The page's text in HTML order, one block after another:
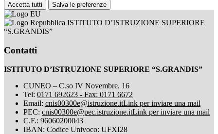
Accetta tutti Salva le preferenze
ISTITUTO D’ISTRUZIONE SUPERIORE
“S.GRANDIS”
Contatti
ISTITUTO D’ISTRUZIONE SUPERIORE “S.GRANDIS”
CUNEO – C.so IV Novembre, 16
Tel: 0171 692623 - Fax: 0171 6672
Email: cnis00300e@istruzione.itLink per inviare una mail
PEC: cnis00300e@pec.istruzione.itLink per inviare una mail
C.F.: 96060200043
IBAN: Codice Univoco: UFXI28